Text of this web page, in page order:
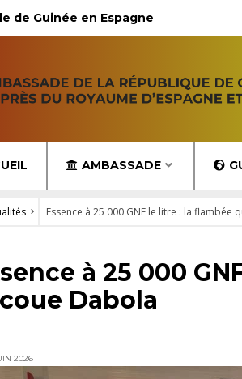
de Guinée en Espagne
AMBASSADE
Essence à 25 000 GNF le litre : la flambée
à 25 000
Dabola
2026